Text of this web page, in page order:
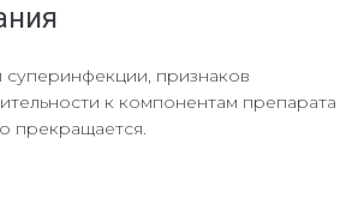
признаков
к компонентам препарата
прекращается.